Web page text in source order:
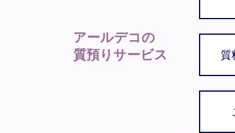
アールデコの
質預りサービス
質